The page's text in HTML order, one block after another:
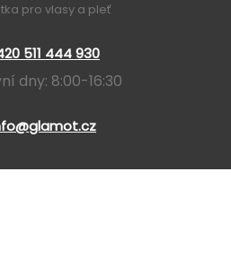
pro vlasy a pleť
511 444 930
dny: 8:00-16:30